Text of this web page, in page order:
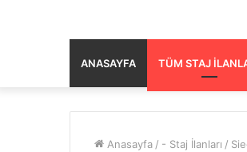
ANASAYFA TÜM STAJ
Anasayfa / - Staj İlanları /